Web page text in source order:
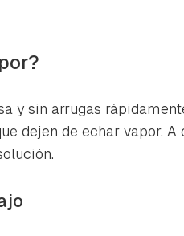
y sin arrugas
dejen de echar vapor. A
enviado